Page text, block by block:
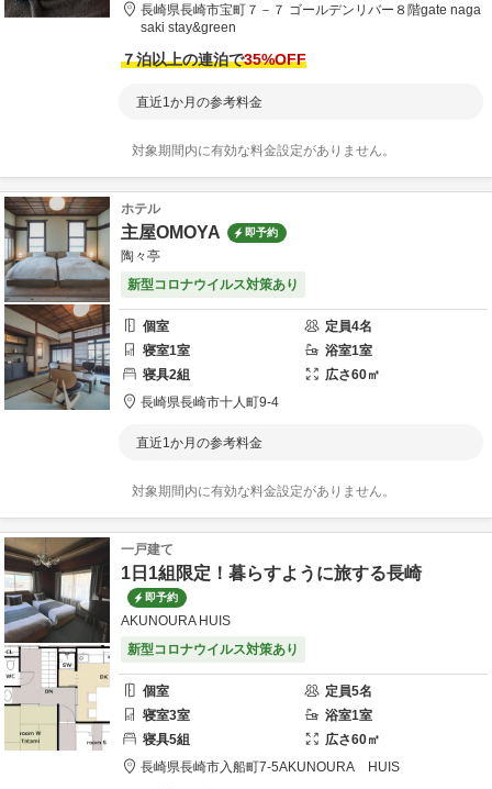
長崎県長崎市宝町７－７ ゴールデンリバー８階gate naga
saki stay&green
７泊以上の連泊で35%OFF
直近1か月の参考料金
対象期間内に有効な料金設定がありません。
ホテル
主屋OMOYA 即予約
陶々亭
新型コロナウイルス対策あり
個室 定員4名
寝室1室 浴室1室
寝具2組 広さ60㎡
長崎県長崎市十人町9-4
直近1か月の参考料金
対象期間内に有効な料金設定がありません。
一戸建て
1日1組限定！暮らすように旅する長崎
即予約
AKUNOURA HUIS
新型コロナウイルス対策あり
個室 定員5名
寝室3室 浴室1室
寝具5組 広さ60㎡
長崎県長崎市入船町7-5AKUNOURA HUIS